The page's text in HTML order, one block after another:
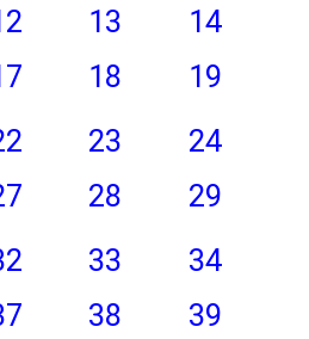
13
14
18
19
23
24
28
29
33
34
38
39